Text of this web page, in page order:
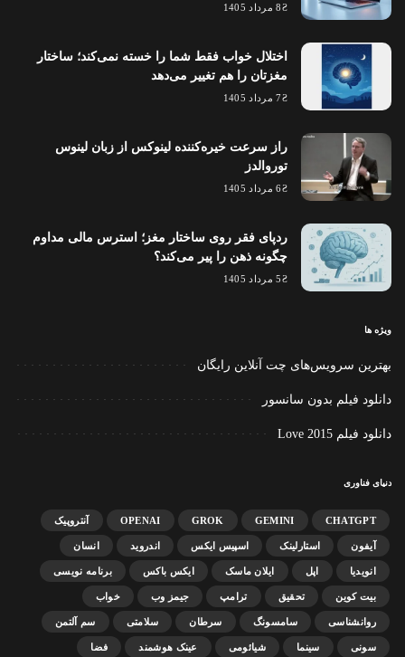
8 مرداد 1405
اختلال خواب فقط شما را خسته نمی‌کند؛ ساختار
مغزتان را هم تغییر می‌دهد
7 مرداد 1405
راز سرعت خیره‌کننده لینوکس از زبان لینوس
توروالدز
6 مرداد 1405
ردپای فقر روی ساختار مغز؛ استرس مالی مداوم
چگونه ذهن را پیر می‌کند؟
5 مرداد 1405
ویژه ها
بهترین سرویس‌های چت آنلاین رایگان
دانلود فیلم بدون سانسور
دانلود فیلم Love 2015
دنیای فناوری
CHATGPT
GEMINI
GROK
OPENAI آنتروپیک
آیفون استارلینک اسپیس ایکس اندروید انسان
انویدیا اپل ایلان ماسک ایکس باکس برنامه نویسی
بیت کوین تحقیق ترامپ جیمز وب خواب
روانشناسی سامسونگ سرطان سلامتی سم آلتمن
سونی سینما شیائومی عینک هوشمند فضا